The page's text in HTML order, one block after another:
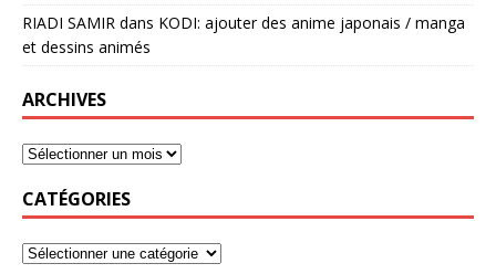
RIADI SAMIR dans KODI: ajouter des anime japonais / manga
et dessins animés
ARCHIVES
CATÉGORIES